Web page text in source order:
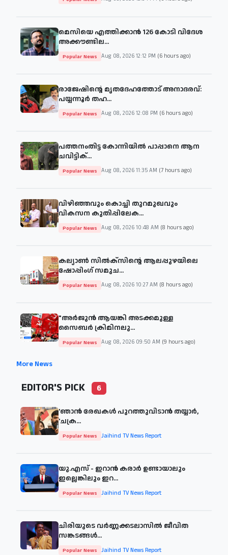
മെസിയെ എത്തിക്കാന്‍ 126 കോടി വിദേശ
അക്കൗണ്ടില...
Popular News Aug 08, 2026 12:12 PM (6 hours ago)
രാജേഷിന്റെ മൃതദേഹത്തോട് അനാദരവ്:
പയ്യന്നൂർ തഹ...
Popular News Aug 08, 2026 12:08 PM (6 hours ago)
പത്തനംതിട്ട കോന്നിയില്‍ പാപ്പാനെ ആന
ചവിട്ടിക്...
Popular News Aug 08, 2026 11:35 AM (7 hours ago)
വിഴിഞ്ഞവും കൊച്ചി തുറമുഖവും
വികസന കുതിപ്പിലേക...
Popular News Aug 08, 2026 10:48 AM (8 hours ago)
കല്യാൺ സിൽക്സിന്റെ ആലപ്പുഴയിലെ
ഷോപ്പിംഗ് സമുച...
Popular News Aug 08, 2026 10:27 AM (8 hours ago)
"അര്‍ജുന്‍ ആയങ്കി അടക്കമുള്ള
സൈബര്‍ ക്രിമിനലു...
Popular News Aug 08, 2026 09:50 AM (9 hours ago)
More News
EDITOR'S PICK 6
'ഞാന്‍ രേഖകള്‍ പുറത്തുവിടാന്‍ തയ്യാര്‍,
'ചക്ര...
Popular News Jaihind TV News Report
യു.എസ് - ഇറാൻ കരാർ ഉണ്ടായാലും
ഇല്ലെങ്കിലും ഇറ...
Popular News Jaihind TV News Report
ചിരിയുടെ വര്‍ണ്ണക്കടലാസില്‍ ജീവിത
സങ്കടങ്ങള്‍...
Popular News Jaihind TV News Report